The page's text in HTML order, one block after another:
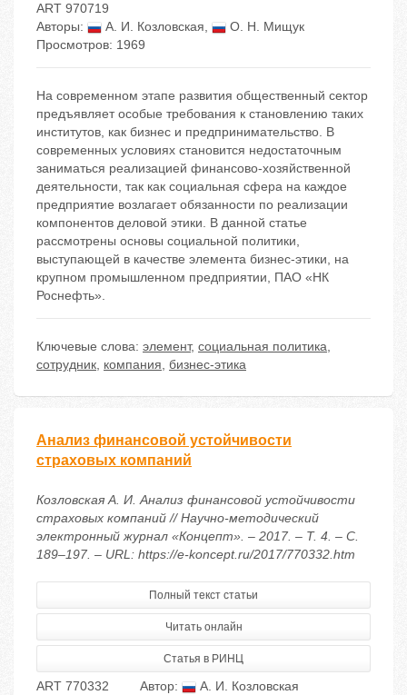
ART 970719
Авторы:
А. И. Козловская,
О. Н. Мищук
Просмотров: 1969
На современном этапе развития общественный сектор
предъявляет особые требования к становлению таких
институтов, как бизнес и предпринимательство. В
современных условиях становится недостаточным
заниматься реализацией финансово-хозяйственной
деятельности, так как социальная сфера на каждое
предприятие возлагает обязанности по реализации
компонентов деловой этики. В данной статье
рассмотрены основы социальной политики,
выступающей в качестве элемента бизнес-этики, на
крупном промышленном предприятии, ПАО «НК
Роснефть».
Ключевые слова: элемент, социальная политика,
сотрудник, компания, бизнес-этика
Анализ финансовой устойчивости
страховых компаний
Козловская А. И. Анализ финансовой устойчивости
страховых компаний // Научно-методический
электронный журнал «Концепт». – 2017. – Т. 4. – С.
189–197. – URL: https://e-koncept.ru/2017/770332.htm
Полный текст статьи
Читать онлайн
Статья в РИНЦ
ART 770332 Автор:
А. И. Козловская